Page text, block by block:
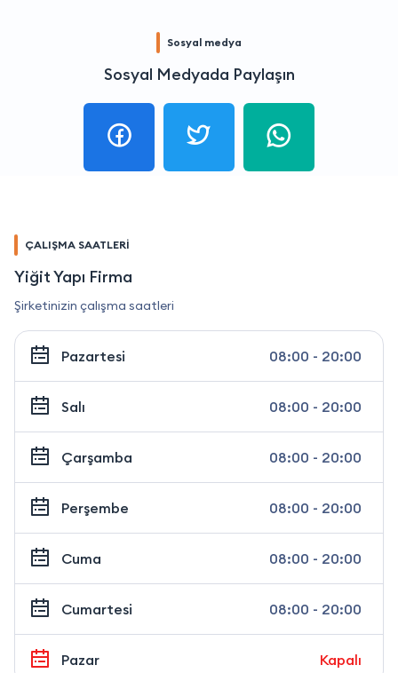
Sosyal medya
Sosyal Medyada Paylaşın
ÇALIŞMA SAATLERİ
Yiğit Yapı Firma
Şirketinizin çalışma saatleri
Pazartesi 08:00 - 20:00
Salı 08:00 - 20:00
Çarşamba 08:00 - 20:00
Perşembe 08:00 - 20:00
Cuma 08:00 - 20:00
Cumartesi 08:00 - 20:00
Pazar Kapalı